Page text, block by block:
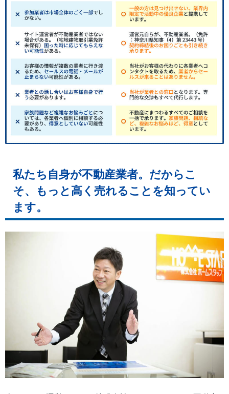
私たち自身が不動産業者。だからこ
そ、もっと高く売れることを知ってい
ます。